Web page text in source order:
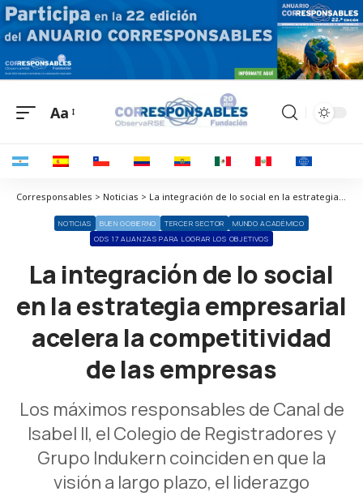
Aa
Corresponsables > Noticias > La integración de lo social en la estrategia empresarial acelera la competitividad de las empresas
NOTICIAS BUEN GOBIERNO TERCER SECTOR
MUNDO ACADÉMICO
ODS 17 ALIANZAS PARA LOGRAR LOS OBJETIVOS
La integración de lo social
en la estrategia empresarial
acelera la competitividad
de las empresas
Los máximos responsables de Canal de
Isabel II, el Colegio de Registradores y
Grupo Indukern coinciden en que la
visión a largo plazo, el liderazgo